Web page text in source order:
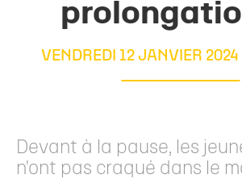
VENDREDI 12 JANVIER 2024
Devant à la pause, les
n'ont pas craqué dans le